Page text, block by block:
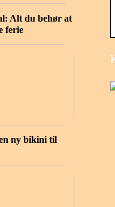
Alt du behør at
ferie
ny bikini til